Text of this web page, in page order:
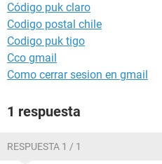
Código puk claro
Codigo postal chile
Codigo puk tigo
Cco gmail
Como cerrar sesion en gmail
1 respuesta
RESPUESTA 1 / 1